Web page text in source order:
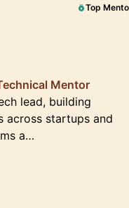
Top
Mentor
lead, building
across startups and
a…